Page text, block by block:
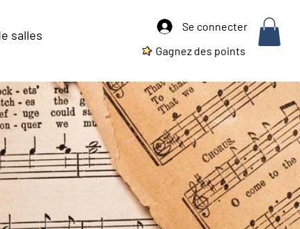
Se connecter
Gagnez des points
salles